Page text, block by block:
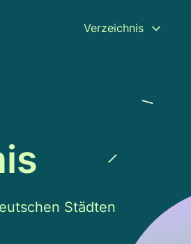
Verzeichnis
Städten